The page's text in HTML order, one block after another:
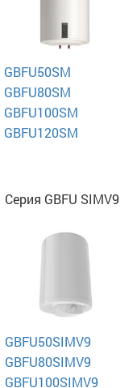
GBFU50SM
GBFU80SM
GBFU100SM
GBFU120SM
Серия GBFU SIMV9
GBFU50SIMV9
GBFU80SIMV9
GBFU100SIMV9